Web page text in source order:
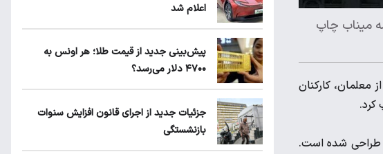
شهدای مدرسه میناب چاپ
جمعی از معلمان، کارکنان
مدرسه شجره طیبه میناب طراحی شده است.
مرداد ۱۴۰۵
بازنشستگی
اعلام شد
پیش‌بینی جدید از قیمت طلا؛ هر اونس به
۴۷۰۰ دلار می‌رسد؟
جزئیات جدید از اجرای قانون افزایش سنوات
بازنشستگی